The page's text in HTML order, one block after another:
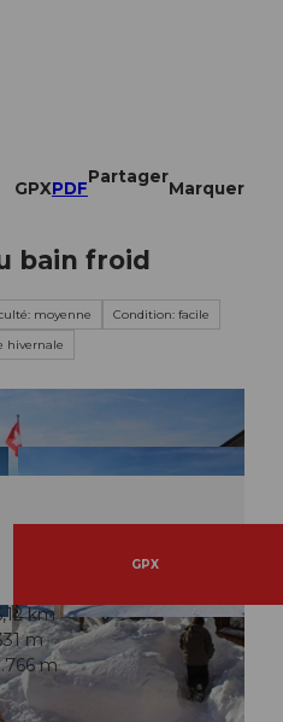
GPXPDF
Partager
Marquer
bain froid
moyenne
Condition: facile
hivernale
© Gäste-Service Rigi, BENUTZER1
GPX
km
m
m